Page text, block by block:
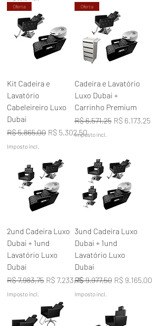
Oferta
Kit Cadeira e
Lavatório
Cabeleireiro Luxo
Dubai
Preço normal
R$ 5.865,00 Preço promocional
R$ 5.302,50
Imposto incl.
Oferta
Cadeira e Lavatório
Luxo Dubai +
Carrinho Premium
Preço normal
R$ 6.571,25 Preço
R$ 6.173,25
Imposto incl.
2und Cadeira Luxo
Dubai + 1und
Lavatório Luxo
Dubai
Preço normal
R$ 7.983,75 Preço promocional
R$ 7.233,75
Imposto incl.
3und Cadeira Luxo
Dubai + 1und
Lavatório Luxo
Dubai
Preço normal
R$ 9.977,50 Preço
R$ 9.165,00
Imposto incl.